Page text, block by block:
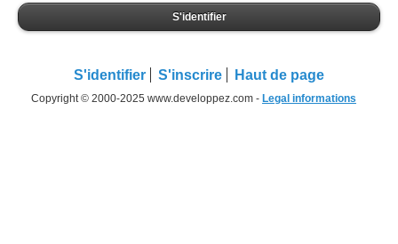
S'identifier
S'identifier S'inscrire Haut de page
Copyright © 2000-2025 www.developpez.com - Legal informations